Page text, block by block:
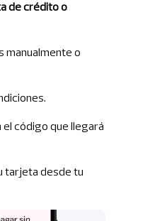
de crédito o
manualmente o
código que llegará
tarjeta desde tu